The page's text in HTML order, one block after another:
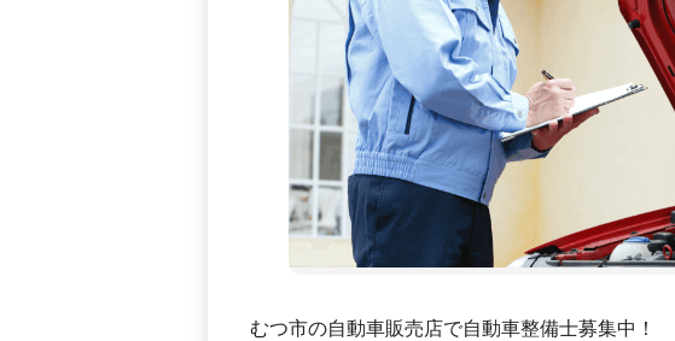
むつ市の自動車販売店で自動車整備士募集中！